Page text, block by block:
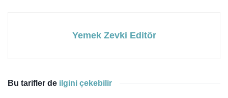
Yemek Zevki Editör
Bu tarifler de ilgini çekebilir